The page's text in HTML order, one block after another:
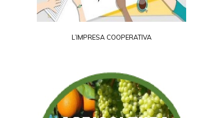
L’IMPRESA COOPERATIVA